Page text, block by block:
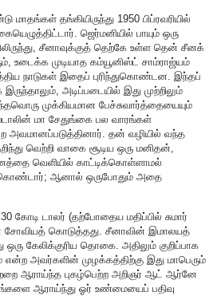
தங்கியிருந்து 1950 பிப்ரவரியில்
ஜெர்மனியில் பாயும் ஒரு
சீனாவுக்குத் தெற்கே உள்ள தென் சீனக்
உடைக்க முடியாத கம்யூனிஸ்ட் சாம்ராஜ்யம்
நாடுகள் இதைப் புரிந்துகொண்டன. இந்தப்
அடிப்படையில் இது முற்றிலும்
முக்கியமான பேச்சுவார்த்தையையும்
மா சேதுங்கை பல வாரங்கள்
தன் வழியில் வந்த
வெற்றி வாகை சூடிய ஒரு மனிதன்,
வெளியில் காட்டிக்கொள்ளாமல்
ஆனால் ஒருபோதும் அதை
கோடி டாலர் (தற்போதைய மதிப்பில் சுமார்
சோவியத் கொடுத்தது. சீனாவின் இமாலயத்
கேலிக்குரிய தொகை. அதிலும் குறிப்பாக
என்ற அவர்களின் முழக்கத்திற்கு இது மாபெரும்
ஆராய்ந்த புகழ்பெற்ற அறிஞர் ஆட் ஆர்னே
ஆராய்ந்து ஓர் உண்மையைப் பதிவு